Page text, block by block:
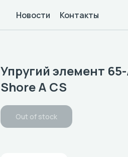
Новости Контакты
Упругий элемент
Shore A CS
Out of stock